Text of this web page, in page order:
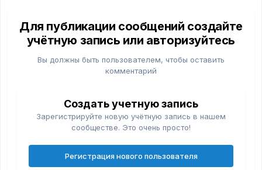
Для публикации сообщений создайте
учётную запись или авторизуйтесь
Вы должны быть пользователем, чтобы оставить
комментарий
Создать учетную запись
Зарегистрируйте новую учётную запись в нашем
сообществе. Это очень просто!
Регистрация нового пользователя